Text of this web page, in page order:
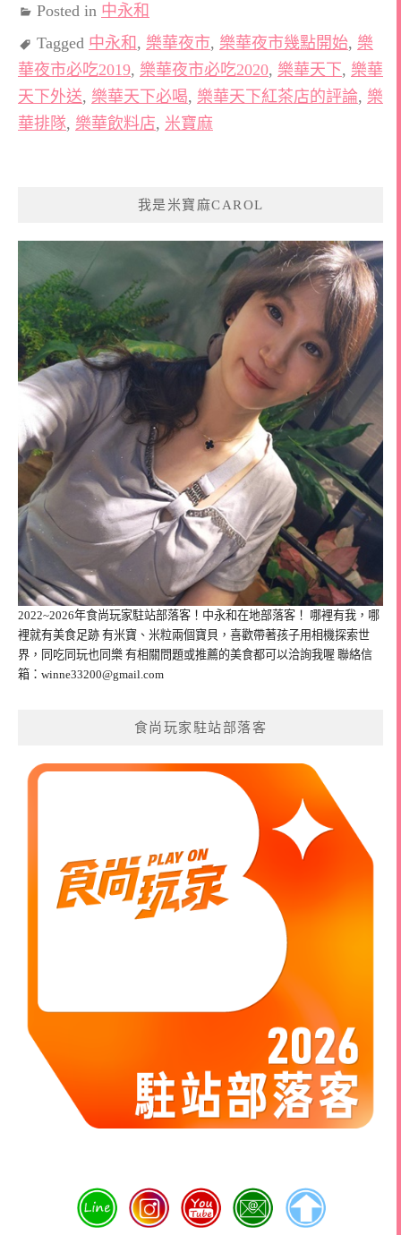
Posted in 中永和
Tagged 中永和 , 樂華夜市, 樂華夜市幾點開始, 樂
華夜市必吃2019, 樂華夜市必吃2020, 樂華天下, 樂華
天下外送, 樂華天下必喝, 樂華天下紅茶店的評論, 樂
華排隊, 樂華飲料店, 米寶麻
我是米寶麻CAROL
2022~2026年食尚玩家駐站部落客！中永和在地部落客！ 哪裡有我，哪
裡就有美食足跡 有米寶、米粒兩個寶貝，喜歡帶著孩子用相機探索世
界，同吃同玩也同樂 有相關問題或推薦的美食都可以洽詢我喔 聯絡信
箱： winne33200@gmail.com
食尚玩家駐站部落客